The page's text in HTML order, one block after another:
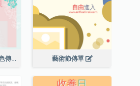
新春時尚大減價粉色傳單 藝術節傳單